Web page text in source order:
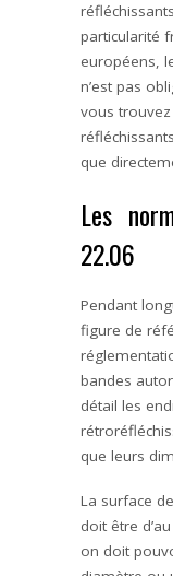
particularité
européens,
n’est pas
vous
que
Les
22.06
Pendant
figure de
bandes
détail les
que leurs
La surface
doit être
on doit